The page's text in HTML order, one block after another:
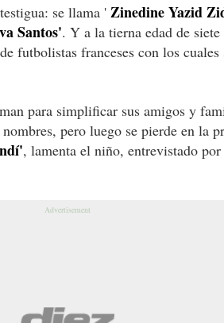
se llama ' Zinedine Yazid
Santos'. Y a la tierna edad de
futbolistas franceses con los cuales
para simplificar sus amigos y
pero luego se pierde en la
, lamenta el niño, entrevistado